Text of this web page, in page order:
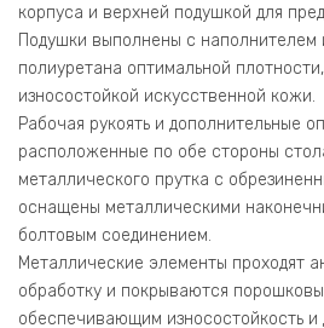
корпуса и верхней подушкой для
Подушки выполнены с наполнителем
полиуретана оптимальной
износостойкой искусственной кожи.
Рабочая рукоять и дополнительные
расположенные по обе стороны
металлического прутка с
оснащены металлическими
болтовым соединением.
Металлические элементы проходят
обработку и покрываются
обеспечивающим износостойкость и